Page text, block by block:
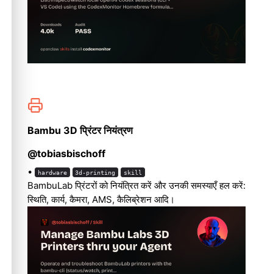
Bambu 3D प्रिंटर नियंत्रण
@tobiasbischoff
• hardware 3d-printing skill
BambuLab प्रिंटरों को नियंत्रित करें और उनकी समस्याएँ हल करें:
स्थिति, कार्य, कैमरा, AMS, कैलिब्रेशन आदि।